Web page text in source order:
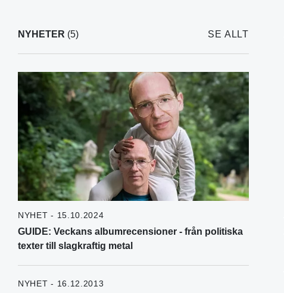
NYHETER (5) SE ALLT
NYHET - 15.10.2024
GUIDE: Veckans albumrecensioner - från politiska
texter till slagkraftig metal
NYHET - 16.12.2013